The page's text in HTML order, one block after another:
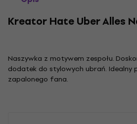
Kreator Hate Uber Alles
Naszywka z motywem zespołu.
dodatek do stylowych ubrań. Idealny
zapalonego fana.